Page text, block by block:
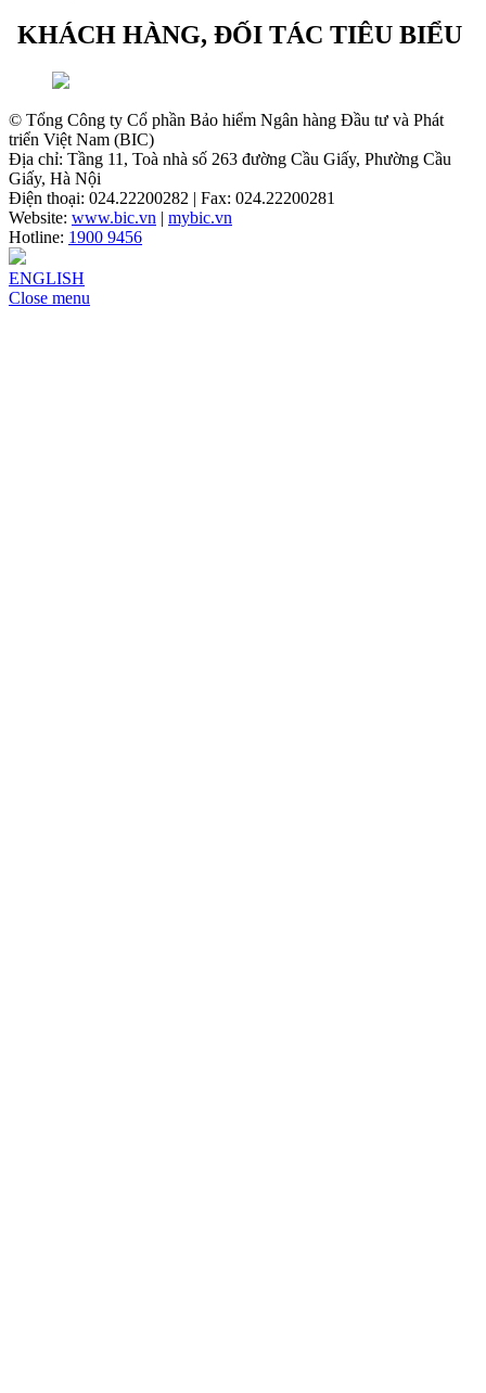
KHÁCH HÀNG, ĐỐI TÁC TIÊU BIỂU
© Tổng Công ty Cổ phần Bảo hiểm Ngân hàng Đầu tư và Phát
triển Việt Nam (BIC)
Địa chỉ: Tầng 11, Toà nhà số 263 đường Cầu Giấy, Phường Cầu
Giấy, Hà Nội
Điện thoại: 024.22200282 | Fax: 024.22200281
Website: www.bic.vn | mybic.vn
Hotline: 1900 9456
ENGLISH
Close menu